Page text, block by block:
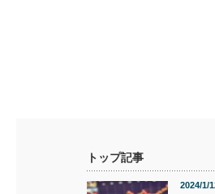
トップ記事
2024/1/